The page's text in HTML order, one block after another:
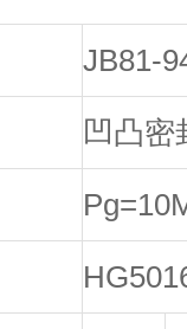
JB81-
凹凸密